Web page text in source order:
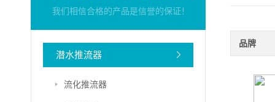
我们相信合格的产品是信誉的保证！
潜水推流器
流化推流器
品牌